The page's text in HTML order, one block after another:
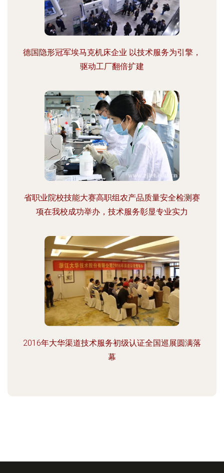
德国隐形冠军埃马克机床企业 以技术服务为引擎，
驱动工厂翻倍扩建
省职业院校技能大赛高职组农产品质量安全检测赛
项在我校成功举办，技术服务彰显专业实力
2016年大华渠道技术服务初级认证全国巡展圆满落
幕